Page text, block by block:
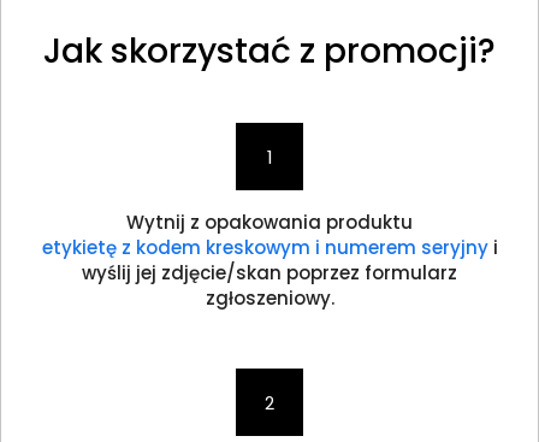
Jak skorzystać z promocji?
1
Wytnij z opakowania produktu
etykietę z kodem kreskowym i numerem seryjnyi
wyślij jej zdjęcie/skan poprzez formularz
zgłoszeniowy.
2